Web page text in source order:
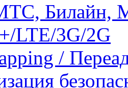
Билайн,
LTE/3G/2G
/